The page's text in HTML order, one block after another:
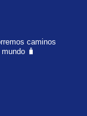
caminos
🧳